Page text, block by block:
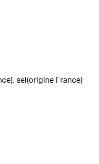
sel(origine France)